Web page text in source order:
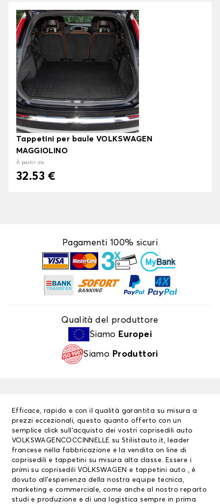
Tappetini per baule VOLKSWAGEN
MAGGIOLINO
À partir de
32.53 €
Pagamenti 100% sicuri
Qualità del produttore
Siamo Europei
Siamo Produttori
Efficace, rapido e con il qualità garantita su misura a
prezzi eccezionali, questo quanto offerto con un
semplice click sull’acquisto dei vostri coprisedili auto
VOLKSWAGENCOCCINNELLE su Stilistauto.it, leader
francese nella fabbricazione e la vendita on line di
coprisedili e tappetini su misura alta classe. Essere i
primi su coprisedili VOLKSWAGEN e tappetini auto , è
dovuto all’esperienza della nostra equipe tecnica,
marketing e commerciale, come anche al nostro reparto
studi e produzione e di una logistica sempre in prima